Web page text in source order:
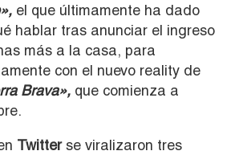
el que últimamente ha dado
hablar tras anunciar el ingreso
más a la casa, para
con el nuevo reality de
Brava», que comienza a
Twitterse viralizaron tres